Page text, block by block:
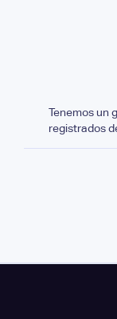
Tenemos un
registrados